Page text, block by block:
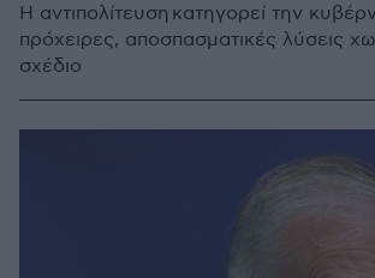
Η αντιπολίτευση κατηγορεί την
πρόχειρες, αποσπασματικές λύσεις
σχέδιο